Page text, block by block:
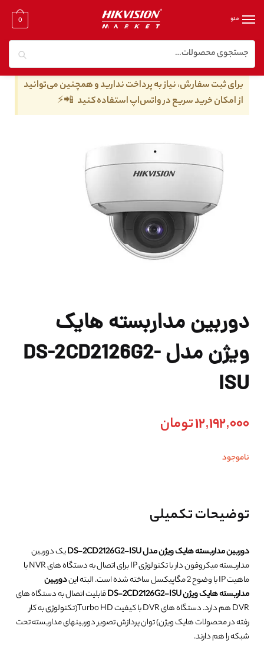
منو 0
خانه / دوربین مدار بسته تحت شبکه دوربین مداربسته هایک ویژن مدل DS-2CD2126G2-ISU
برای ثبت سفارش، نیاز به پرداخت ندارید و همچنین می‌توانید
از امکان خرید سریع در واتس‌اپ استفاده کنید 📲⚡
دوربین مداربسته هایک
ویژن مدل DS-2CD2126G2-
ISU
12,192,000تومان
ناموجود
توضیحات تکمیلی
دوربین مداربسته هایک ویژن مدل DS-2CD2126G2-ISU
یک دوربین
مداربسته میکروفون دار با تکنولوژی IP برای اتصال به دستگاه های NVR با
ماهیت IP با وضوح 2 مگاپیکسل ساخته شده است. البته این
دوربین
مداربسته هایک ویژن DS-2CD2126G2-ISU
قابلیت اتصال به دستگاه های
DVR هم دارد. دستگاه های DVR با کیفیت Turbo HD(تکنولوژی به کار
رفته در محصولات هایک ویژن) توان پردازش تصویر دوربینهای مداربسته تحت
شبکه را هم دارند.